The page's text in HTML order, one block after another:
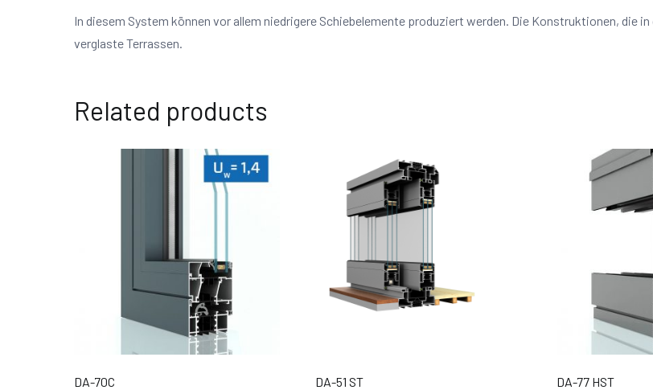
In diesem System können vor allem niedrigere Schiebelemente produziert werden. Die Konstruktionen, die
verglaste Terrassen.
Related products
DA-70C DA-51 ST DA-77 HST